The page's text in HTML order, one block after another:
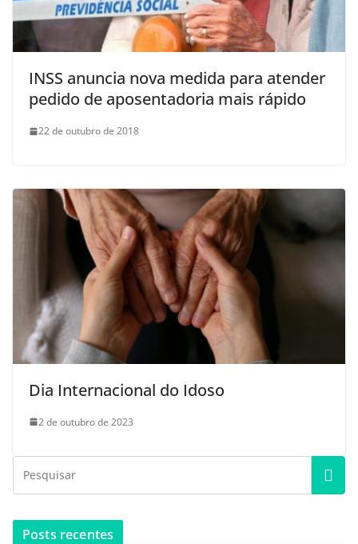
INSS anuncia nova medida para atender
pedido de aposentadoria mais rápido
22 de outubro de 2018
Dia Internacional do Idoso
2 de outubro de 2023
Posts recentes